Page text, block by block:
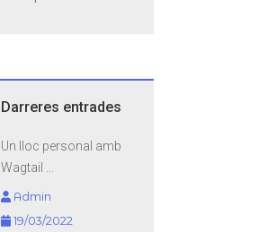
Darreres entrades
Un lloc personal amb
Wagtail ...
Admin
19/03/2022